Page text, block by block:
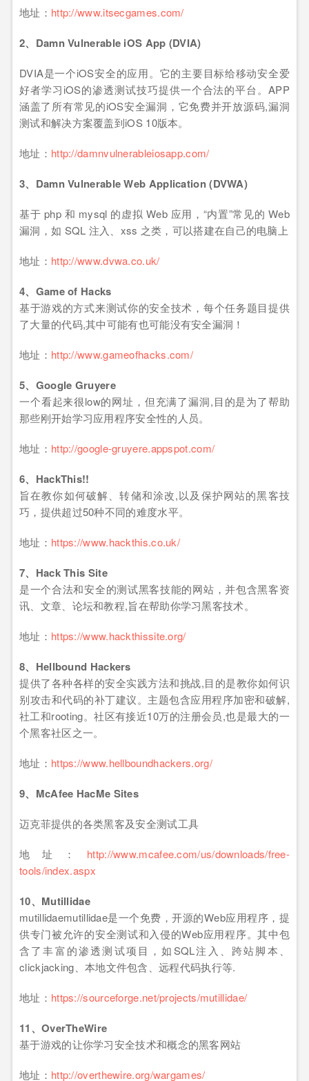
地址： http://www.itsecgames.com/
2、Damn Vulnerable iOS App (DVIA)
DVIA是一个iOS安全的应用。它的主要目标给移动安全爱
好者学习iOS的渗透测试技巧提供一个合法的平台。APP
涵盖了所有常见的iOS安全漏洞，它免费并开放源码,漏洞
测试和解决方案覆盖到iOS 10版本。
地址： http://damnvulnerableiosapp.com/
3、 Damn Vulnerable Web Application (DVWA)
基于 php 和 mysql 的虚拟 Web 应用，“内置”常见的 Web
漏洞，如 SQL 注入、xss 之类，可以搭建在自己的电脑上
地址： http://www.dvwa.co.uk/
4、Game of Hacks
基于游戏的方式来测试你的安全技术，每个任务题目提供
了大量的代码,其中可能有也可能没有安全漏洞！
地址： http://www.gameofhacks.com/
5、Google Gruyere
一个看起来很low的网址，但充满了漏洞,目的是为了帮助
那些刚开始学习应用程序安全性的人员。
地址： http://google-gruyere.appspot.com/
6、HackThis!!
旨在教你如何破解、转储和涂改,以及保护网站的黑客技
巧，提供超过50种不同的难度水平。
地址： https://www.hackthis.co.uk/
7、Hack This Site
是一个合法和安全的测试黑客技能的网站，并包含黑客资
讯、文章、论坛和教程,旨在帮助你学习黑客技术。
地址： https://www.hackthissite.org/
8、Hellbound Hackers
提供了各种各样的安全实践方法和挑战,目的是教你如何识
别攻击和代码的补丁建议。主题包含应用程序加密和破解,
社工和rooting。社区有接近10万的注册会员,也是最大的一
个黑客社区之一。
地址： https://www.hellboundhackers.org/
9、McAfee HacMe Sites
迈克菲提供的各类黑客及安全测试工具
地址： http://www.mcafee.com/us/downloads/free-
tools/index.aspx
10、Mutillidae
mutillidaemutillidae是一个免费，开源的Web应用程序，提
供专门被允许的安全测试和入侵的Web应用程序。其中包
含了丰富的渗透测试项目，如SQL注入、跨站脚本、
clickjacking、本地文件包含、远程代码执行等.
地址： https://sourceforge.net/projects/mutillidae/
11、OverTheWire
基于游戏的让你学习安全技术和概念的黑客网站
地址： http://overthewire.org/wargames/